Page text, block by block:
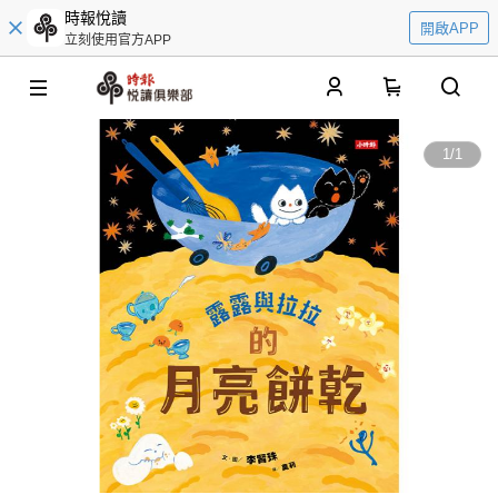
時報悅讀
立刻使用官方APP
開啟APP
1/1